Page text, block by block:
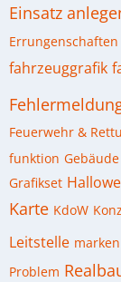
Einsatz
Errungenschaften
fahrzeuggrafik
Feuerwehr &
funktion Gebäude
Grafikset
Karte KdoW
Leitstelle marken
Problem